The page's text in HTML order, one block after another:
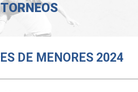
TORNEOS
DE MENORES 2024